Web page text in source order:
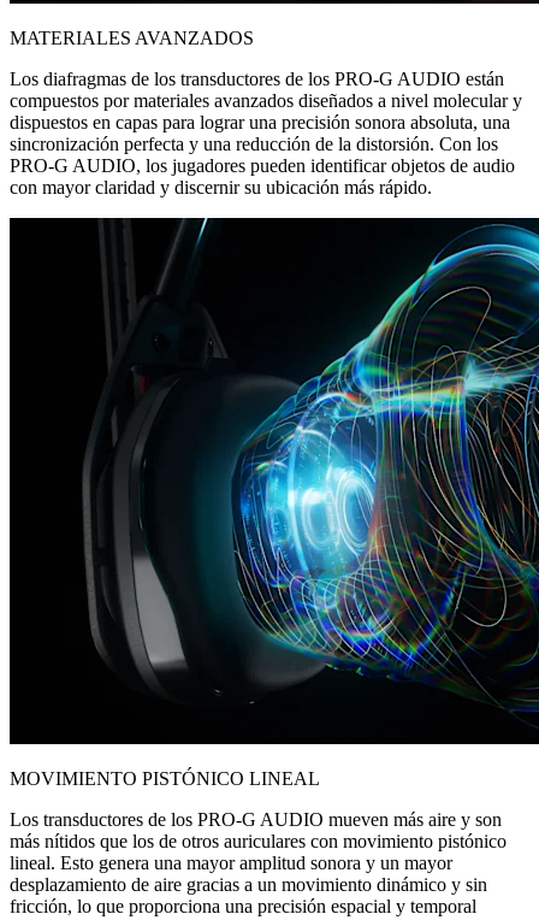
MATERIALES AVANZADOS
Los diafragmas de los transductores de los PRO-G AUDIO están
compuestos por materiales avanzados diseñados a nivel molecular y
dispuestos en capas para lograr una precisión sonora absoluta, una
sincronización perfecta y una reducción de la distorsión. Con los
PRO-G AUDIO, los jugadores pueden identificar objetos de audio
con mayor claridad y discernir su ubicación más rápido.
MOVIMIENTO PISTÓNICO LINEAL
Los transductores de los PRO-G AUDIO mueven más aire y son
más nítidos que los de otros auriculares con movimiento pistónico
lineal. Esto genera una mayor amplitud sonora y un mayor
desplazamiento de aire gracias a un movimiento dinámico y sin
fricción, lo que proporciona una precisión espacial y temporal